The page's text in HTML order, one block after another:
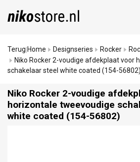
Terug Home Designseries Rocker
Niko Rocker 2-voudige afdekplaat voor
schakelaar steel white coated (154-56802)
Niko Rocker 2-voudige
horizontale tweevoudige
white coated (154-56802)